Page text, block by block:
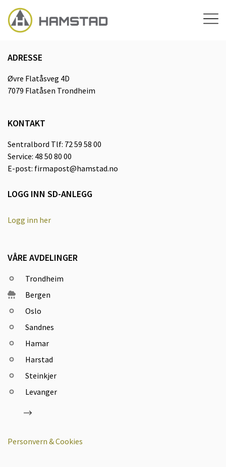
content.
ADRESSE
Øvre Flatåsveg 4D
7079 Flatåsen Trondheim
KONTAKT
Sentralbord Tlf: 72 59 58 00
Service: 48 50 80 00
E-post: firmapost@hamstad.no
LOGG INN SD-ANLEGG
Logg inn her
VÅRE AVDELINGER
Trondheim
Bergen
Oslo
Sandnes
Hamar
Harstad
Steinkjer
Levanger
Personvern & Cookies